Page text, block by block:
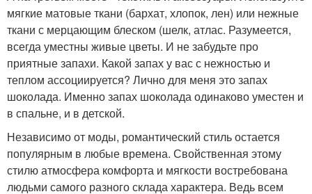
мягкие матовые ткани (бархат, хлопок, лен) или нежные
ткани с мерцающим блеском (шелк, атлас. Разумеется,
всегда уместны живые цветы. И не забудьте про
приятные запахи. Какой запах у вас с нежностью и
теплом ассоциируется? Лично для меня это запах
шоколада. Именно запах шоколада одинаково уместен и
в спальне, и в детской.
Независимо от моды, романтический стиль остается
популярным в любые времена. Свойственная этому
стилю атмосфера комфорта и мягкости востребована
людьми самого разного склада характера. Ведь всем